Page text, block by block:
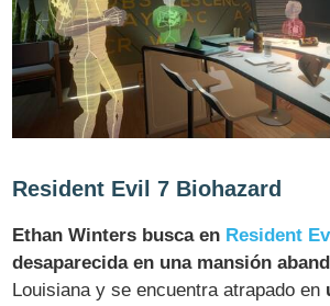
Resident Evil 7 Biohazard
Ethan Winters busca en Resident
desaparecida en una mansión
Louisiana y se encuentra atrapado en